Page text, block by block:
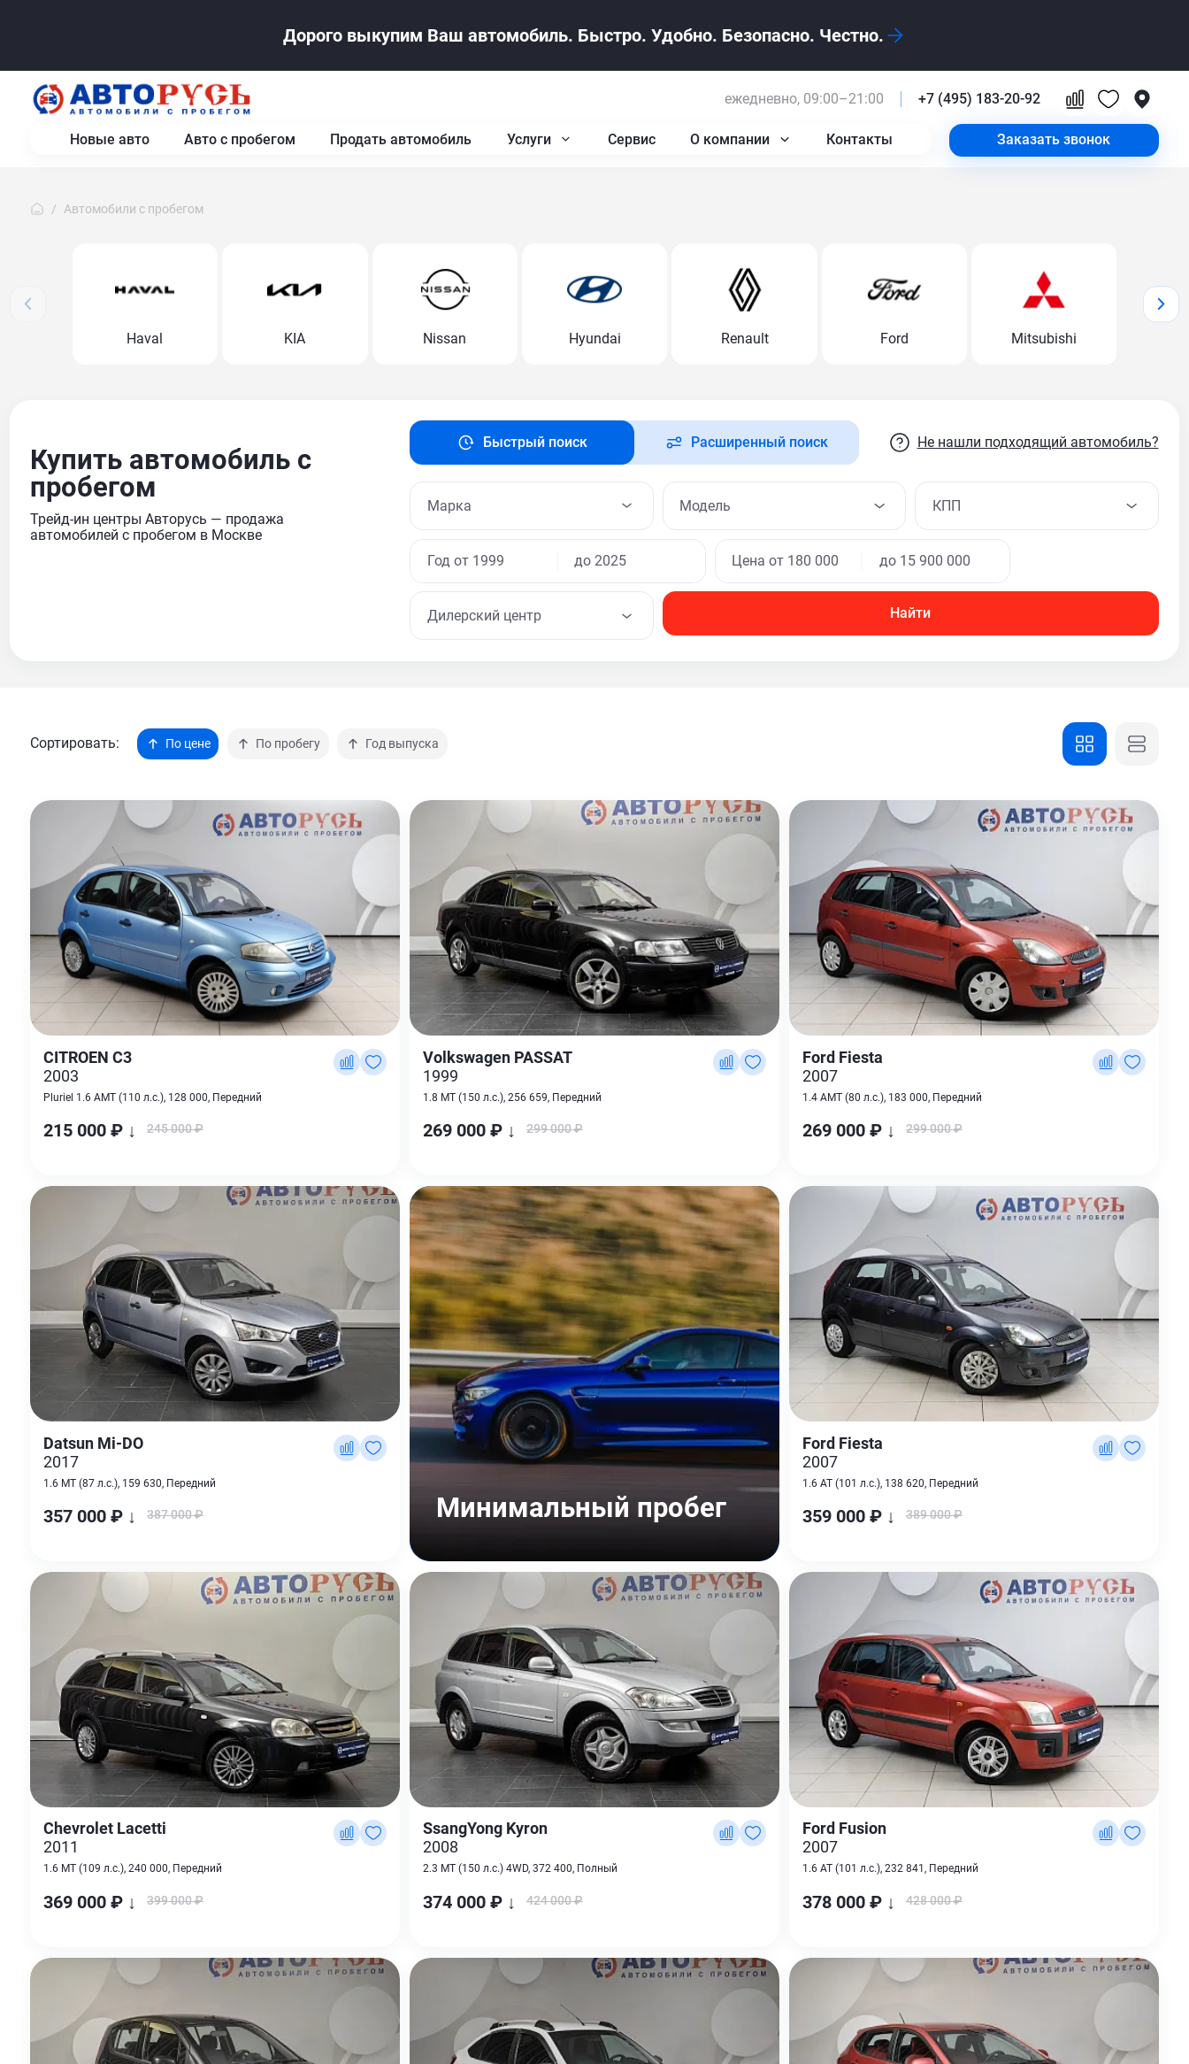
Дорого выкупим Ваш автомобиль. Быстро. Удобно. Безопасно. Честно.
Новые авто Авто с пробегом Продать автомобиль Услуги Сервис О компании Контакты
ежедневно, 09:00–21:00 +7 (495) 183-20-92
Заказать звонок
Автомобили с пробегом
Haval KIA Nissan Hyundai Renault Ford Mitsubishi
Купить автомобиль с
пробегом
Трейд-ин центры Авторусь — продажа
автомобилей с пробегом в Москве
Быстрый поиск Расширенный поиск Не нашли подходящий автомобиль?
Модель КПП
Дилерский центр Найти
Сортировать: По цене По пробегу Год выпуска
CITROEN C3
2003
Pluriel 1.6 AMT (110 л.с.), 128 000, Передний
215 000 ₽ ↓ 245 000 ₽
Volkswagen PASSAT
1999
1.8 MT (150 л.с.), 256 659, Передний
269 000 ₽ ↓ 299 000 ₽
Ford Fiesta
2007
1.4 AMT (80 л.с.), 183 000, Передний
269 000 ₽ ↓ 299 000 ₽
Datsun Mi-DO
2017
1.6 MT (87 л.с.), 159 630, Передний
357 000 ₽ ↓ 387 000 ₽ Минимальный пробег
Ford Fiesta
2007
1.6 AT (101 л.с.), 138 620, Передний
359 000 ₽ ↓ 389 000 ₽
Chevrolet Lacetti
2011
1.6 MT (109 л.с.), 240 000, Передний
369 000 ₽ ↓ 399 000 ₽
SsangYong Kyron
2008
2.3 MT (150 л.с.) 4WD, 372 400, Полный
374 000 ₽ ↓ 424 000 ₽
Ford Fusion
2007
1.6 AT (101 л.с.), 232 841, Передний
378 000 ₽ ↓ 428 000 ₽